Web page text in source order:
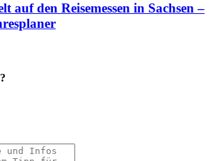
auf den Reisemessen in Sachsen –